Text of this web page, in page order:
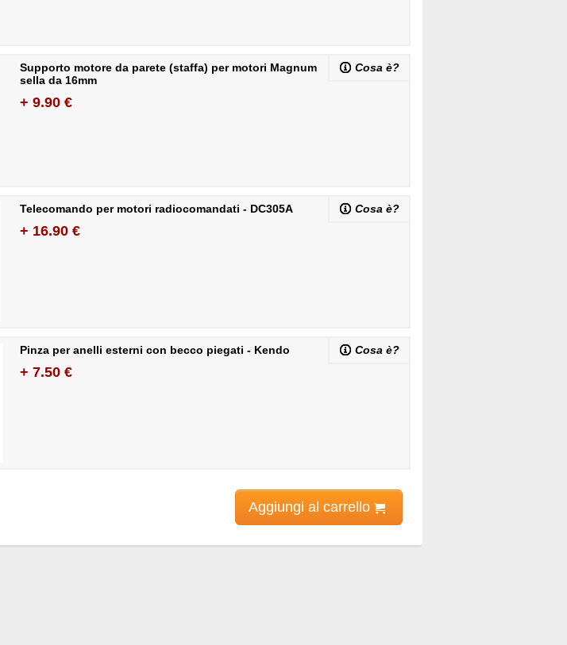
Supporto motore da parete (staffa) per motori Magnum
sella da 16mm
+ 9.90 €
Cosa è?
Telecomando per motori radiocomandati - DC305A
+ 16.90 €
Cosa è?
Pinza per anelli esterni con becco piegati - Kendo
+ 7.50 €
Cosa è?
Aggiungi al carrello